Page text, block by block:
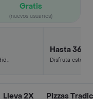
Gratis
(nuevos usuarios)
Hasta 36%
Disfruta este
Lleva 2X Pizzas